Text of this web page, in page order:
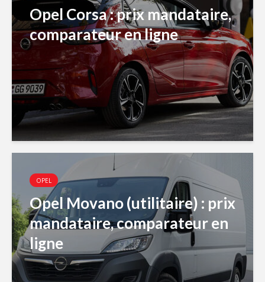
Opel Corsa : prix mandataire,
comparateur en ligne
OPEL
Opel Movano (utilitaire) : prix
mandataire, comparateur en
ligne